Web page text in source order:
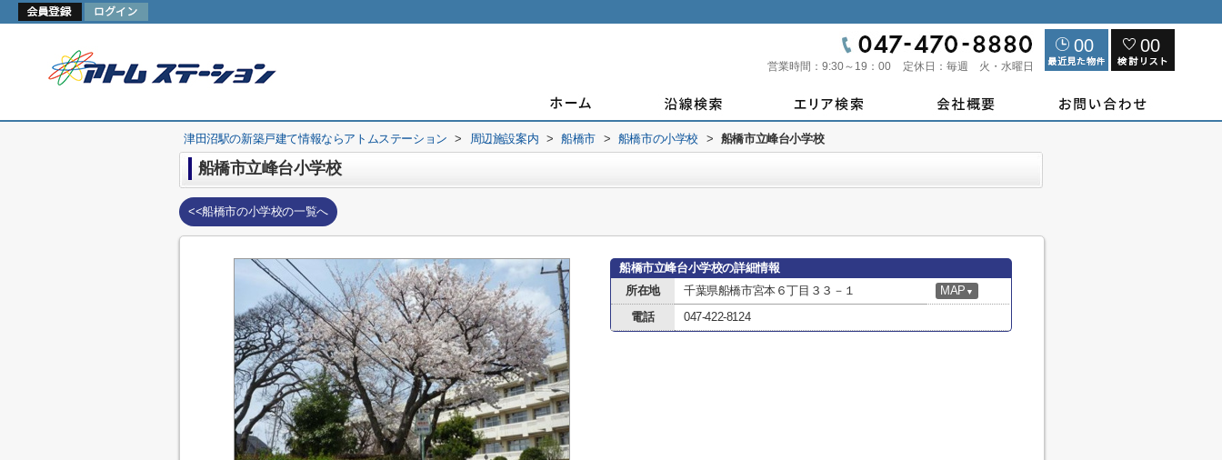
営業時間： 9:30～19：00 定休日： 毎週 火・水曜日
00 00
津田沼駅の新築戸建て情報ならアトムステーション > 周辺施設案内 > 船橋市 > 船橋市の小学校 > 船橋市立峰台小学校
船橋市立峰台小学校
<<船橋市の小学校の一覧へ
船橋市立峰台小学校の詳細情報
所在地
千葉県船橋市宮本６丁目３３－１ MAP ▼
電話 047-422-8124